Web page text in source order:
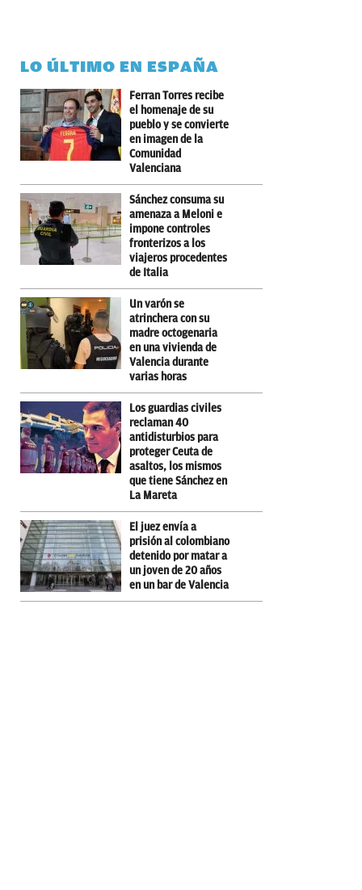
LO ÚLTIMO EN ESPAÑA
Ferran Torres recibe
el homenaje de su
pueblo y se convierte
en imagen de la
Comunidad
Valenciana
Sánchez consuma su
amenaza a Meloni e
impone controles
fronterizos a los
viajeros procedentes
de Italia
Un varón se
atrinchera con su
madre octogenaria
en una vivienda de
Valencia durante
varias horas
Los guardias civiles
reclaman 40
antidisturbios para
proteger Ceuta de
asaltos, los mismos
que tiene Sánchez en
La Mareta
El juez envía a
prisión al colombiano
detenido por matar a
un joven de 20 años
en un bar de Valencia